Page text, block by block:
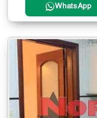
WhatsApp